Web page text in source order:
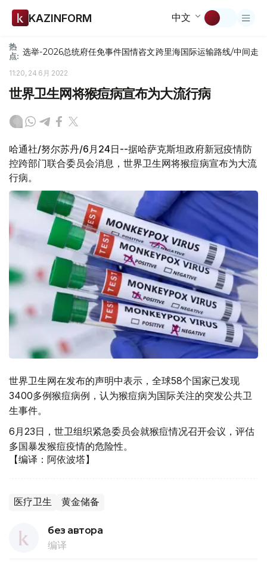
KAZINFORM 中文
热
点: 选举-2026总统府任免事件国情咨文跨里海国际运输路线/中间走廊
11:20, 24 6月 2022
世界卫生网将猴痘病宣布为大流行病
哈通社/努尔苏丹/6月24日--据哈萨克斯坦政府新冠疫情防
控跨部门联合委员会消息，世界卫生网将猴痘病宣布为大流
行病。
世界卫生网在发布的声明中表示，全球58个国家已发现
3400多例猴痘病例，认为猴痘病为国际关注的突发公共卫
生事件。
6月23日，世卫组织紧急委员会就猴痘情况召开会议，评估
多国暴发猴痘疫情的危险性。
【编译：阿依波塔】
医疗卫生 黄金储备
без автора
编译